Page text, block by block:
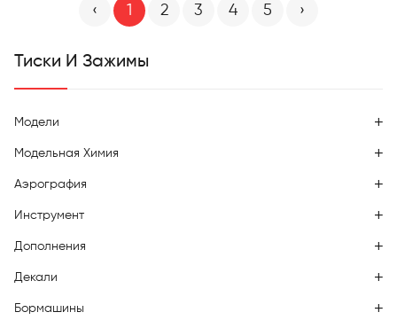
‹ 2 3 4 5 ›
Тиски И Зажимы
Модели
Модельная Химия
Аэрография
Инструмент
Дополнения
Декали
Бормашины